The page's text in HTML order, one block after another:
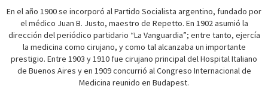
En el año 1900 se incorporó al Partido Socialista argentino, fundado por
el médico Juan B. Justo, maestro de Repetto. En 1902 asumió la
dirección del periódico partidario “La Vanguardia”; entre tanto, ejercía
la medicina como cirujano, y como tal alcanzaba un importante
prestigio. Entre 1903 y 1910 fue cirujano principal del Hospital Italiano
de Buenos Aires y en 1909 concurrió al Congreso Internacional de
Medicina reunido en Budapest.